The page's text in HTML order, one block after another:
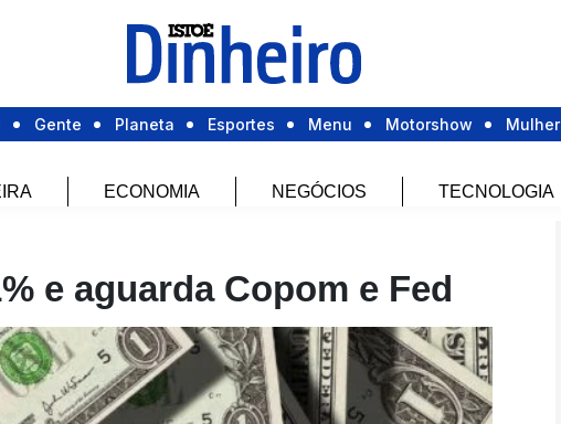
Gente Planeta Esportes Menu Motorshow Mulher
ECONOMIA NEGÓCIOS TECNOLOGIA
e aguarda Copom e Fed